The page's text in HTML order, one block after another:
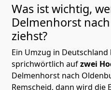
Was ist wichtig,
Delmenhorst
ziehst?
Ein Umzug in
sprichwörtlich aufzwei
Delmenhorst nach
Remscheid, dann wird die